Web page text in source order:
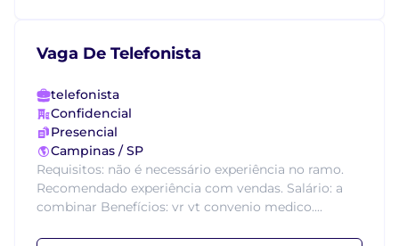
Vaga De Telefonista
telefonista
Confidencial
Presencial
Campinas / SP
Requisitos: não é necessário experiência no ramo.
Recomendado experiência com vendas. Salário: a
combinar Benefícios: vr vt convenio medico....